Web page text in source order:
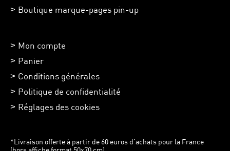
Boutique marque-pages pin-up
Mon compte
Panier
Conditions générales
Politique de confidentialité
Réglages des cookies
*Livraison offerte à partir de 60 euros d’achats pour la France